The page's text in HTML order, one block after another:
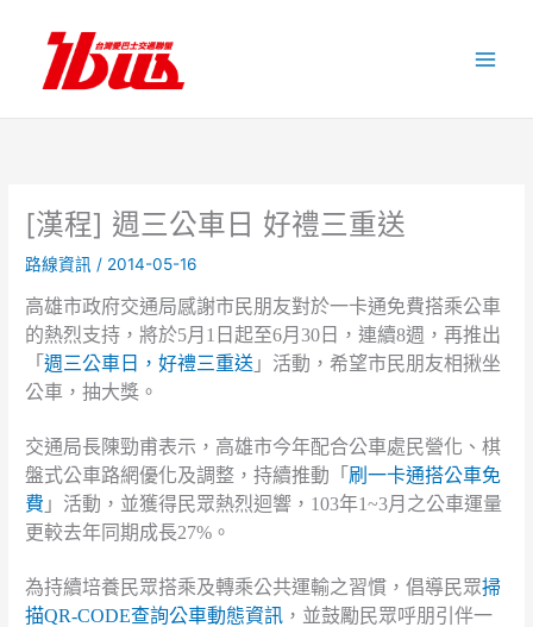
內
[漢程] 週三公車日 好禮三重送
路線資訊 / 2014-05-16
高雄市政府交通局感謝市民朋友對於一卡通免費搭乘公車
的熱烈支持，將於5月1日起至6月30日，連續8週，再推出
「週三公車日，好禮三重送 」活動，希望市民朋友相揪坐
公車，抽大獎。
交通局長陳勁甫表示，高雄市今年配合公車處民營化、棋
盤式公車路網優化及調整，持續推動「 刷一卡通搭公車免
費 」活動，並獲得民眾熱烈迴響，103年1~3月之公車運量
更較去年同期成長27%。
為持續培養民眾搭乘及轉乘公共運輸之習慣，倡導民眾掃
描QR-CODE查詢公車動態資訊 ，並鼓勵民眾呼朋引伴一